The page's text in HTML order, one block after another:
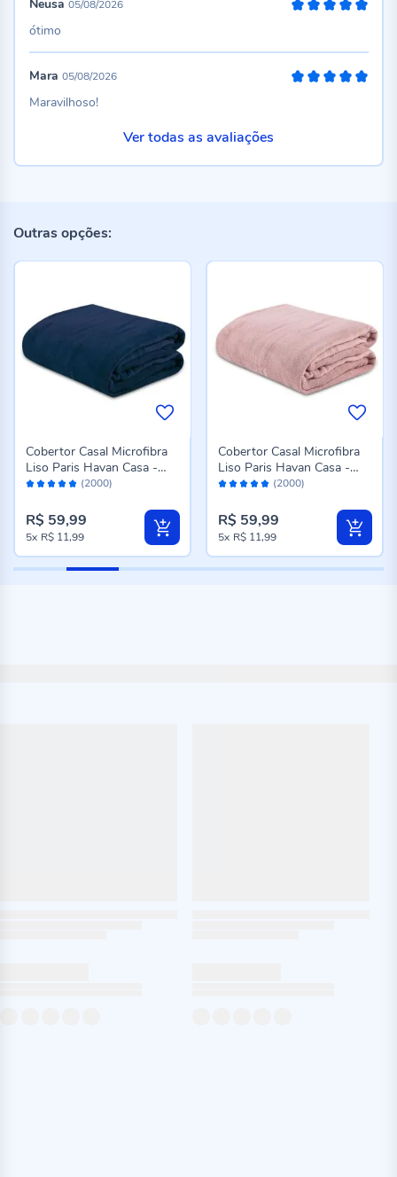
Neusa 05/08/2026
ótimo
Mara 05/08/2026
Maravilhoso!
Ver todas as avaliações
Outras opções:
Avaliação: (2000)
Cobertor Casal Microfibra
Liso Paris Havan Casa -
Azul Profundo
R$ 59,99
5x R$ 11,99
Avaliação: (2000)
Cobertor Casal Microfibra
Liso Paris Havan Casa -
Rose
R$ 59,99
5x R$ 11,99